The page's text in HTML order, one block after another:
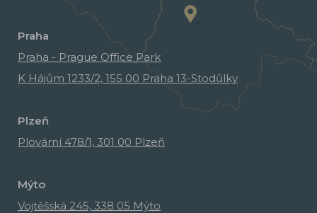
Praha
Praha - Prague Office Park
K Hájům 1233/2, 155 00 Praha 13-Stodůlky
Plzeň
Plovární 478/1, 301 00 Plzeň
Mýto
Vojtěšská 245, 338 05 Mýto